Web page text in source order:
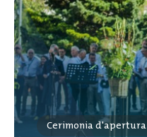
Cerimonia d'apertura